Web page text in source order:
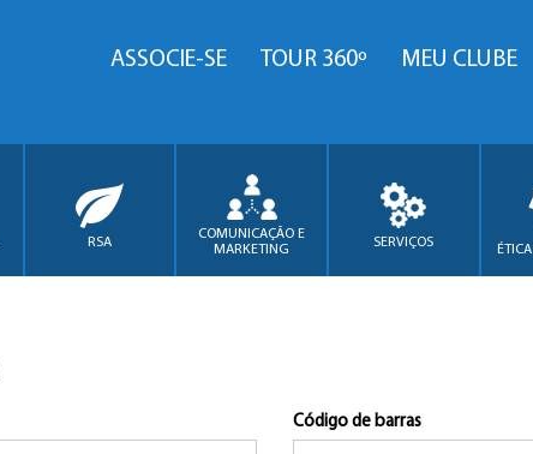
ASSOCIE-SE TOUR 360º MEU CLUBE
RSA
COMUNICAÇÃO E
MARKETING
SERVIÇOS
Código de barras